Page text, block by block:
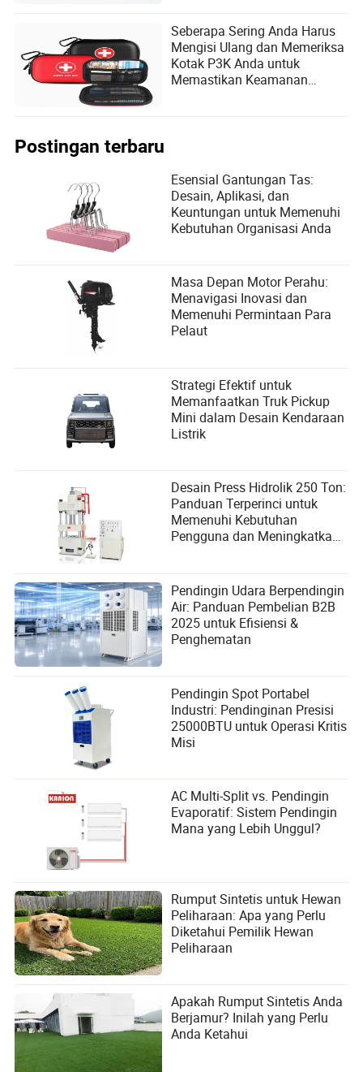
Seberapa Sering Anda Harus
Mengisi Ulang dan Memeriksa
Kotak P3K Anda untuk
Memastikan Keamanan
Postingan terbaru
Esensial Gantungan Tas:
Desain, Aplikasi, dan
Keuntungan untuk Memenuhi
Kebutuhan Organisasi Anda
Masa Depan Motor Perahu:
Menavigasi Inovasi dan
Memenuhi Permintaan Para
Pelaut
Strategi Efektif untuk
Memanfaatkan Truk Pickup
Mini dalam Desain Kendaraan
Listrik
Desain Press Hidrolik 250 Ton:
Panduan Terperinci untuk
Memenuhi Kebutuhan
Pengguna dan Meningkatkan
Pendingin Udara Berpendingin
Air: Panduan Pembelian B2B
2025 untuk Efisiensi &
Penghematan
Pendingin Spot Portabel
Industri: Pendinginan Presisi
25000BTU untuk Operasi Kritis
Misi
AC Multi-Split vs. Pendingin
Evaporatif: Sistem Pendingin
Mana yang Lebih Unggul?
Rumput Sintetis untuk Hewan
Peliharaan: Apa yang Perlu
Diketahui Pemilik Hewan
Peliharaan
Apakah Rumput Sintetis Anda
Berjamur? Inilah yang Perlu
Anda Ketahui